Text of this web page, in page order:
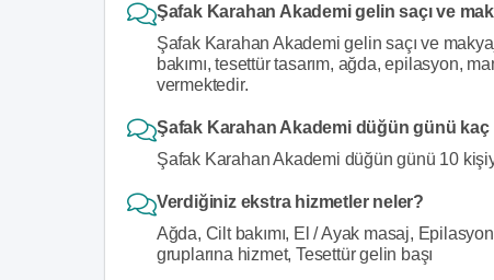
Şafak Karahan Akademi gelin saçı ve
Şafak Karahan Akademi gelin saçı ve
bakımı, tesettür tasarım, ağda, epilasyon,
vermektedir.
Şafak Karahan Akademi düğün günü
Şafak Karahan Akademi düğün günü 10
Verdiğiniz ekstra hizmetler neler?
Ağda, Cilt bakımı, El / Ayak masaj,
gruplarına hizmet, Tesettür gelin başı